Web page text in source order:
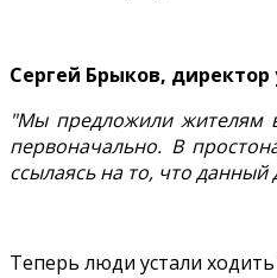
Сергей Брыков,
"Мы предложили жителям
первоначально. В
ссылаясь на то, что
Теперь люди устали